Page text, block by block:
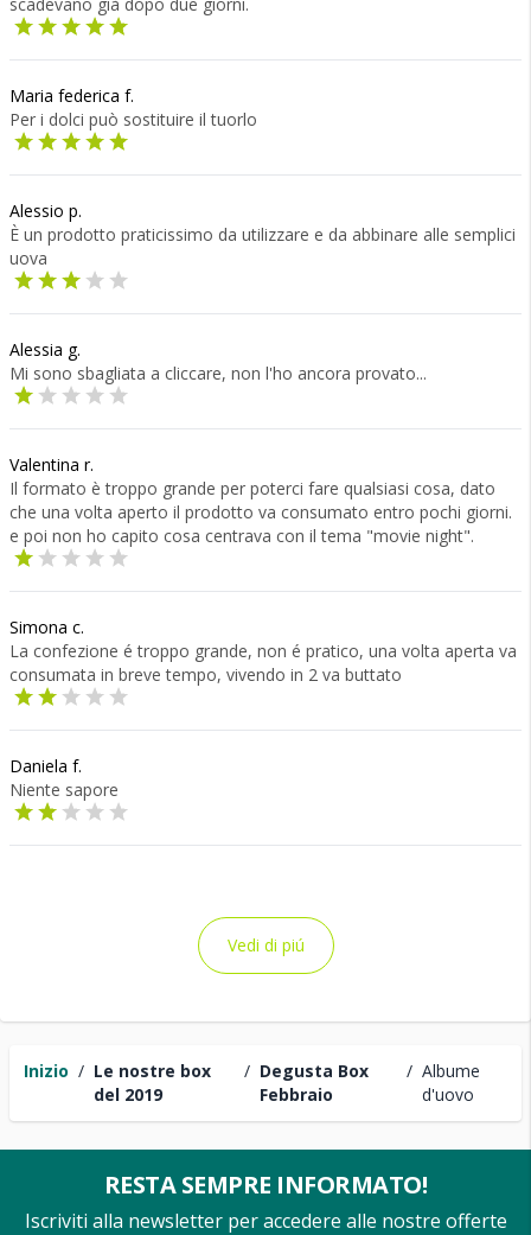
Inizio / Le nostre box
del 2019
/ Degusta Box
Febbraio
/ Albume
d'uovo
Maria federica f.
Per i dolci può sostituire il tuorlo
Alessio p.
È un prodotto praticissimo da utilizzare e da abbinare alle semplici
uova
Alessia g.
Mi sono sbagliata a cliccare, non l'ho ancora provato...
Valentina r.
Il formato è troppo grande per poterci fare qualsiasi cosa, dato
che una volta aperto il prodotto va consumato entro pochi giorni.
e poi non ho capito cosa centrava con il tema "movie night".
Simona c.
La confezione é troppo grande, non é pratico, una volta aperta va
consumata in breve tempo, vivendo in 2 va buttato
Daniela f.
Niente sapore
Vedi di piú
RESTA SEMPRE INFORMATO!
Iscriviti alla newsletter per accedere alle nostre offerte